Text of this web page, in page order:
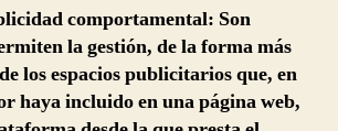
comportamental: Son
la gestión, de la forma más
los espacios publicitarios que, en
haya incluido en una página web,